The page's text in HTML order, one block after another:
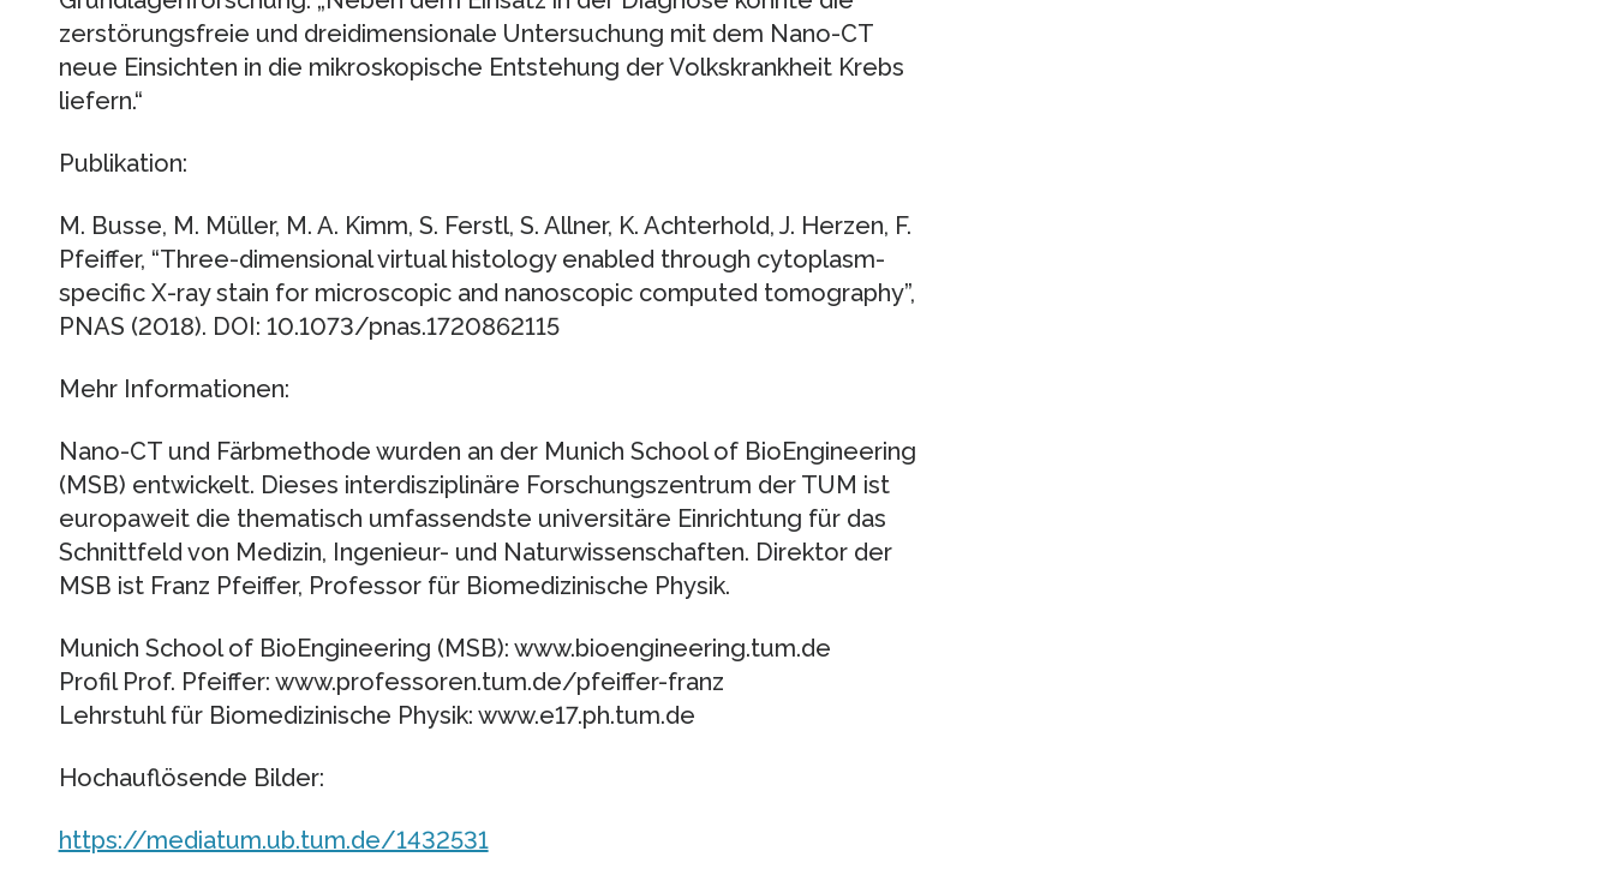
zerstörungsfreie und dreidimensionale Untersuchung mit dem Nano-CT
neue Einsichten in die mikroskopische Entstehung der Volkskrankheit Krebs
liefern.“
Publikation:
M. Busse, M. Müller, M. A. Kimm, S. Ferstl, S. Allner, K. Achterhold, J. Herzen, F.
Pfeiffer, “Three-dimensional virtual histology enabled through cytoplasm-
specific X-ray stain for microscopic and nanoscopic computed tomography”,
PNAS (2018). DOI: 10.1073/pnas.1720862115
Mehr Informationen:
Nano-CT und Färbmethode wurden an der Munich School of BioEngineering
(MSB) entwickelt. Dieses interdisziplinäre Forschungszentrum der TUM ist
europaweit die thematisch umfassendste universitäre Einrichtung für das
Schnittfeld von Medizin, Ingenieur- und Naturwissenschaften. Direktor der
MSB ist Franz Pfeiffer, Professor für Biomedizinische Physik.
Munich School of BioEngineering (MSB): www.bioengineering.tum.de
Profil Prof. Pfeiffer: www.professoren.tum.de/pfeiffer-franz
Lehrstuhl für Biomedizinische Physik: www.e17.ph.tum.de
Hochauflösende Bilder:
https://mediatum.ub.tum.de/1432531